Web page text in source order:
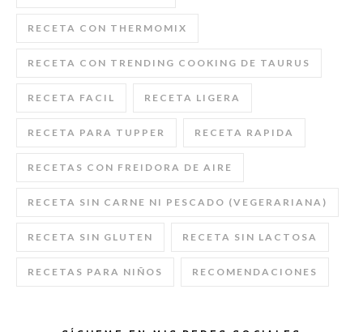
RECETA CON THERMOMIX
RECETA CON TRENDING COOKING DE TAURUS
RECETA FACIL RECETA LIGERA
RECETA PARA TUPPER RECETA RAPIDA
RECETAS CON FREIDORA DE AIRE
RECETA SIN CARNE NI PESCADO (VEGERARIANA)
RECETA SIN GLUTEN RECETA SIN LACTOSA
RECETAS PARA NIÑOS RECOMENDACIONES